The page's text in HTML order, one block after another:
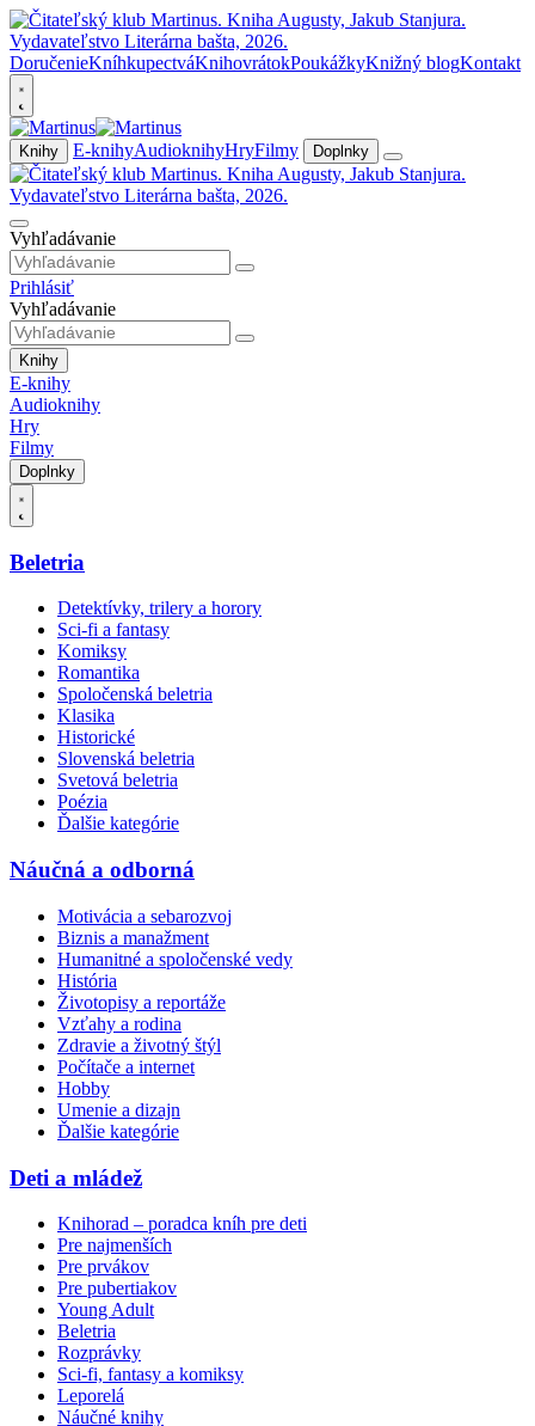
DoručenieKníhkupectváKnihovrátokPoukážkyKnižný blogKontakt
Knihy E-knihyAudioknihyHryFilmy Doplnky
Vyhľadávanie
Prihlásiť
Vyhľadávanie
Knihy
E-knihy
Audioknihy
Hry
Filmy
Doplnky
Beletria
Detektívky, trilery a horory
Sci-fi a fantasy
Komiksy
Romantika
Spoločenská beletria
Klasika
Historické
Slovenská beletria
Svetová beletria
Poézia
Ďalšie kategórie
Náučná a odborná
Motivácia a sebarozvoj
Biznis a manažment
Humanitné a spoločenské vedy
História
Životopisy a reportáže
Vzťahy a rodina
Zdravie a životný štýl
Počítače a internet
Hobby
Umenie a dizajn
Ďalšie kategórie
Deti a mládež
Knihorad – poradca kníh pre deti
Pre najmenších
Pre prvákov
Pre pubertiakov
Young Adult
Beletria
Rozprávky
Sci-fi, fantasy a komiksy
Leporelá
Náučné knihy